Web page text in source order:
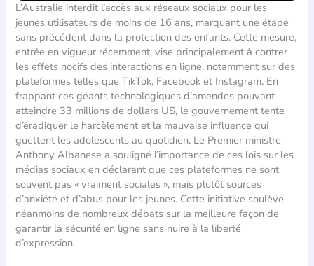
L’Australie interdit l’accès aux réseaux sociaux pour les
jeunes utilisateurs de moins de 16 ans, marquant une étape
sans précédent dans la protection des enfants. Cette mesure,
entrée en vigueur récemment, vise principalement à contrer
les effets nocifs des interactions en ligne, notamment sur des
plateformes telles que TikTok, Facebook et Instagram. En
frappant ces géants technologiques d’amendes pouvant
atteindre 33 millions de dollars US, le gouvernement tente
d’éradiquer le harcèlement et la mauvaise influence qui
guettent les adolescents au quotidien. Le Premier ministre
Anthony Albanese a souligné l’importance de ces lois sur les
médias sociaux en déclarant que ces plateformes ne sont
souvent pas « vraiment sociales », mais plutôt sources
d’anxiété et d’abus pour les jeunes. Cette initiative soulève
néanmoins de nombreux débats sur la meilleure façon de
garantir la sécurité en ligne sans nuire à la liberté
d’expression.